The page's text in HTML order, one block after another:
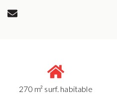
270 m² surf. habitable